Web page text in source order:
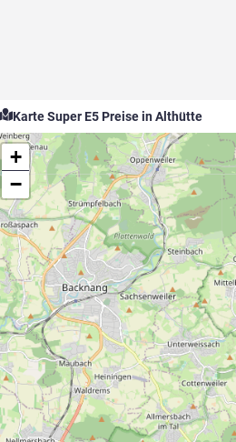
Karte Super E5 Preise in Althütte
+
−